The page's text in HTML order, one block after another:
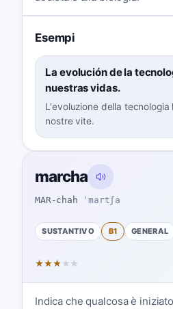
Esempi
La evolución de la
nuestras vidas.
L'evoluzione della
nostre vite.
marcha
MAR-chah ˈmartʃa
SUSTANTIVO B1 GENERAL
★★★ ★ ★
Indica che qualcosa è